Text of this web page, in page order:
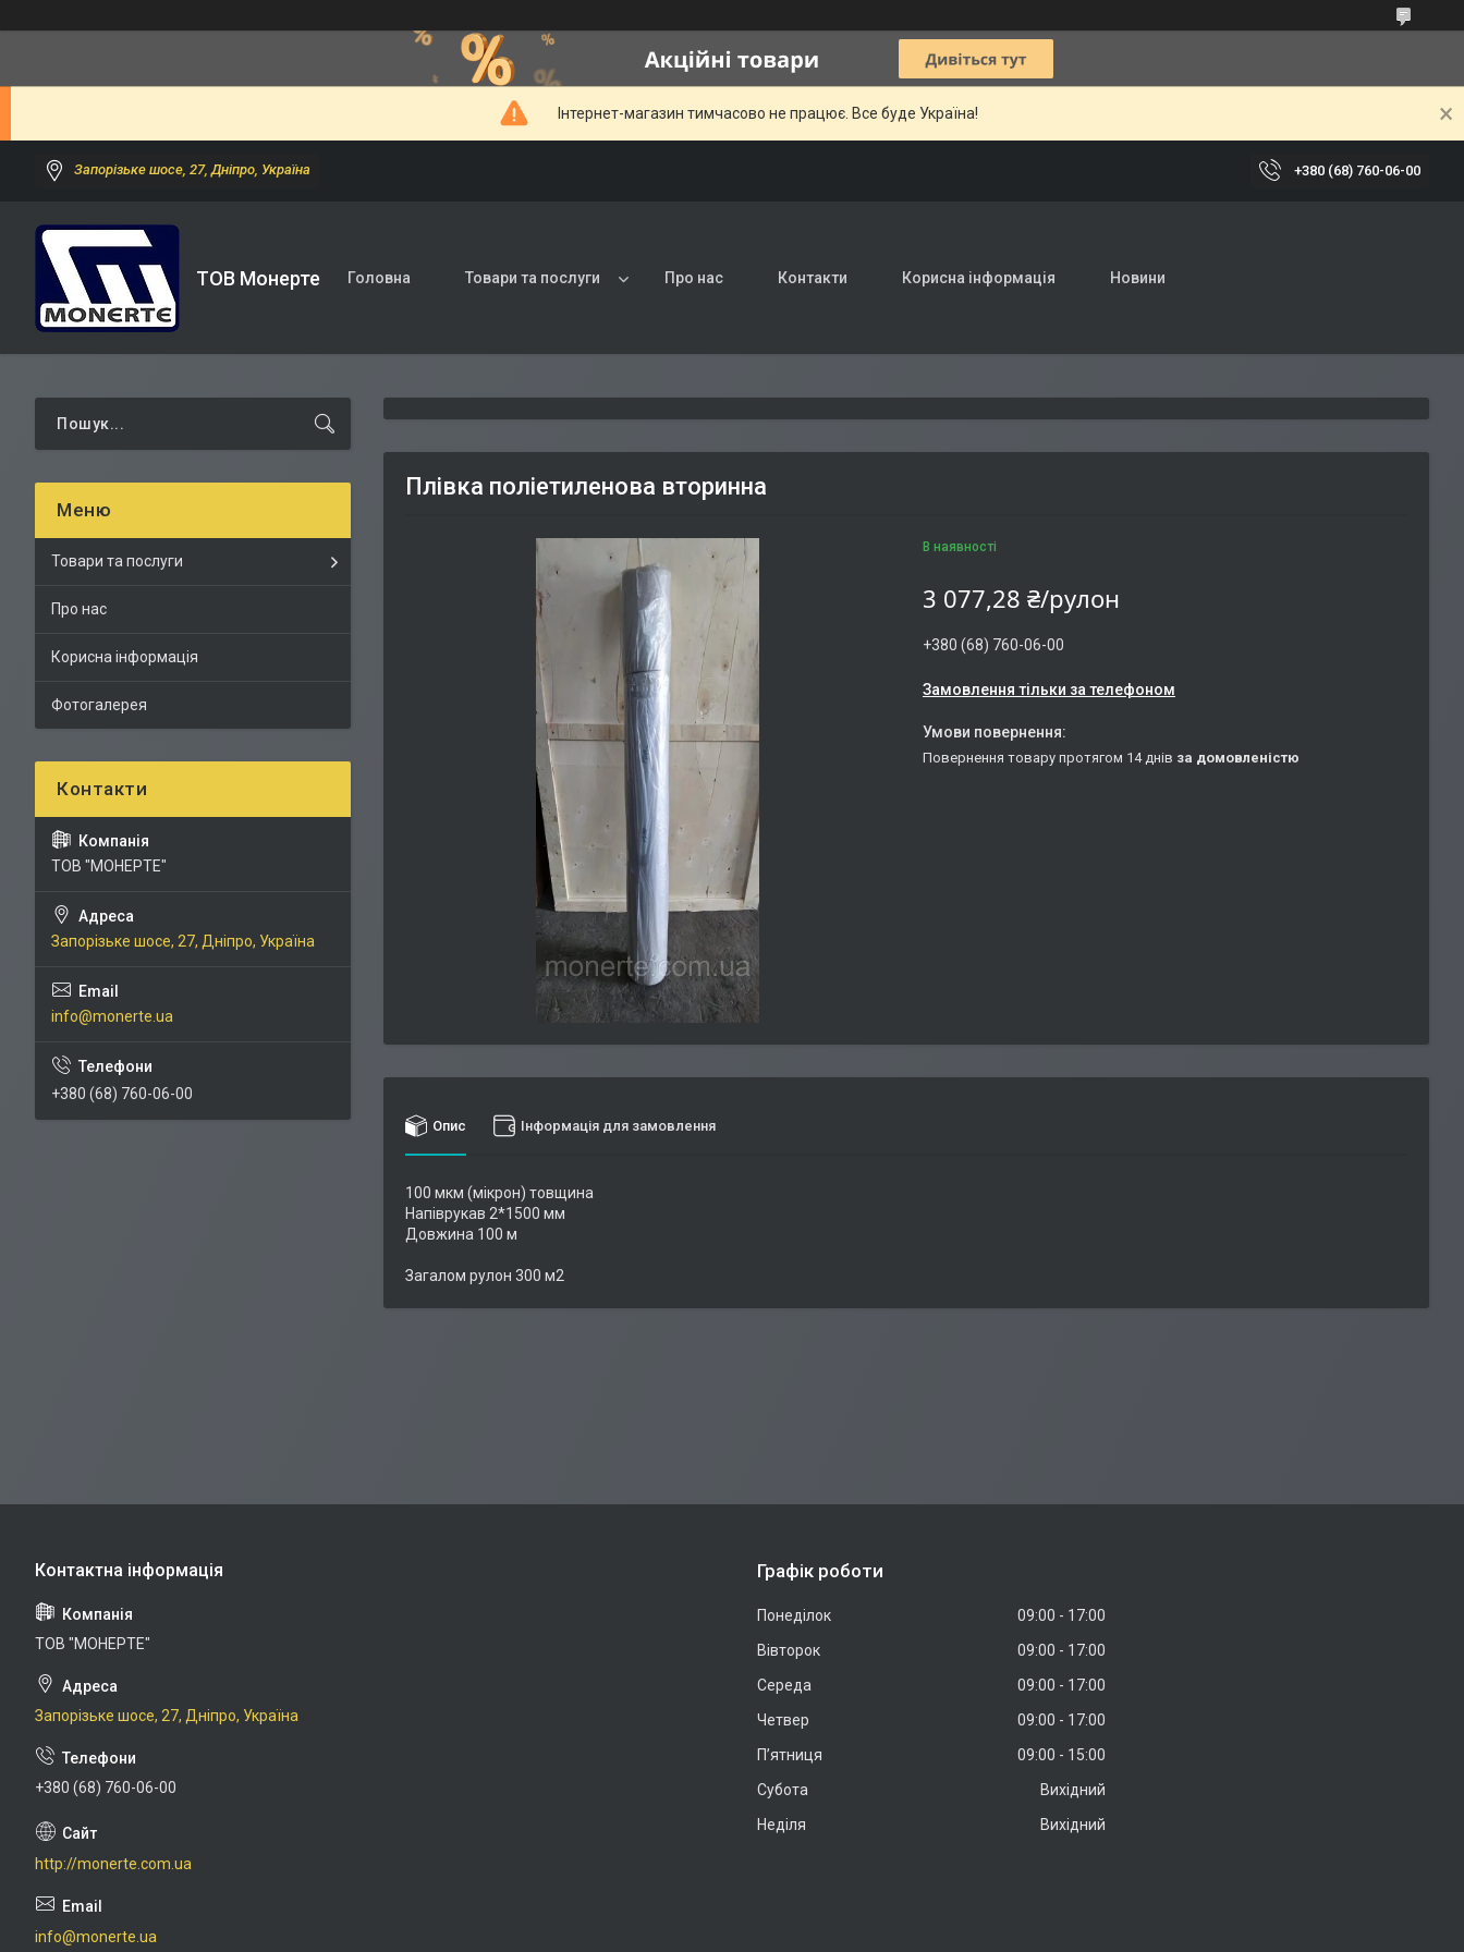
Інтернет-магазин тимчасово не працює. Все буде Україна!
Запорізьке шосе, 27, Дніпро, Україна +380 (68) 760-06-00
ТОВ Монерте Головна Товари та послуги Про нас Контакти Корисна інформація Новини
Плівка поліетиленова вторинна
В наявності
3 077,28 ₴/рулон
+380 (68) 760-06-00
Замовлення тільки за телефоном
повернення товару протягом 14 днів за домовленістю
Опис Інформація для замовлення
100 мкм (мікрон) товщина
Напіврукав 2*1500 мм
Довжина 100 м
Загалом рулон 300 м2
Товари та послуги
Про нас
Корисна інформація
Фотогалерея
ТОВ "МОНЕРТЕ"
Запорізьке шосе, 27, Дніпро, Україна
info@monerte.ua
+380 (68) 760-06-00
ТОВ "МОНЕРТЕ"
Запорізьке шосе, 27, Дніпро, Україна
+380 (68) 760-06-00
http://monerte.com.ua
info@monerte.ua
Графік роботи
Понеділок 09:00
17:00
Вівторок
09:00
17:00
Середа
09:00
17:00
Четвер
09:00
17:00
Пʼятниця
09:00
15:00
Субота
Вихідний
Неділя
Вихідний